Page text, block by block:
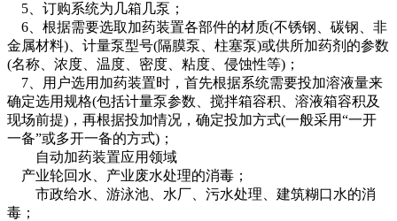
5、订购系统为几箱几泵；
6、根据需要选取加药装置各部件的材质(不锈钢、碳钢、非
金属材料)、计量泵型号(隔膜泵、柱塞泵)或供所加药剂的参数
(名称、浓度、温度、密度、粘度、侵蚀性等)；
7、用户选用加药装置时，首先根据系统需要投加溶液量来
确定选用规格(包括计量泵参数、搅拌箱容积、溶液箱容积及
现场前提)，再根据投加情况，确定投加方式(一般采用“一开
一备”或多开一备的方式)；
自动加药装置应用领域
产业轮回水、产业废水处理的消毒；
市政给水、游泳池、水厂、污水处理、建筑糊口水的消
毒；